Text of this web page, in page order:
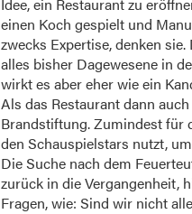
einen Koch gespielt und
zwecks Expertise, denken
alles bisher Dagewesene in
wirkt es aber eher wie ein
Als das Restaurant dann
Brandstiftung. Zumindest für
den Schauspielstars nutzt,
Die Suche nach dem
zurück in die Vergangenheit,
Fragen, wie: Sind wir nicht